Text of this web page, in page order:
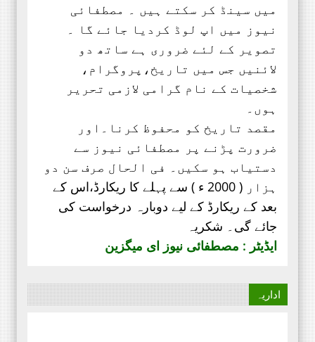
میں سینڈ کر سکتے ہیں ۔ مصطفائی
نیوز میں اپ لوڈ کردیا جائے گا ۔
تصویر کے لئے ضروری ہے ساتھ دو
لائنیں جس میں تاریخ،پروگرام،
شخصیات کے نام گرامی لازمی تحریر
ہوں۔
مقصد تاریخ کو محفوظ کرنا۔اور
ضرورت پڑنے پر مصطفائی نیوز سے
دستیاب ہو سکیں۔ فی الحال صرف سن دو
ہزار ( 2000 ء ) سے پہلے کا ریکارڈ،
اس کے
بعد کے ریکارڈ کے لیے دوبارہ درخواست کی
جائے گی۔ شکریہ
ایڈیٹر : مصطفائی نیوز ای میگزین
اداریہ